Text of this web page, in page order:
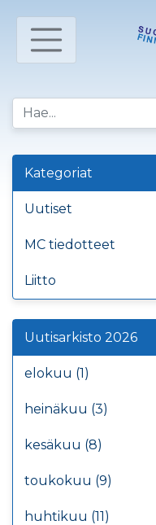
Kategoriat
Uutiset
MC tiedotteet
Liitto
Uutisarkisto 2026
elokuu (1)
heinäkuu (3)
kesäkuu (8)
toukokuu (9)
huhtikuu (11)